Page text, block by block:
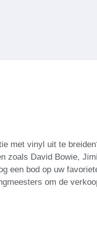
met vinyl uit te
zoals David Bowie,
een bod op uw
om de